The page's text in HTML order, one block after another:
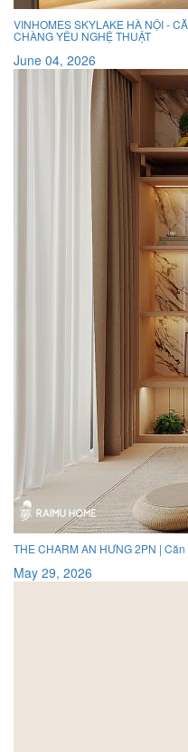
VINHOMES SKYLAKE HÀ NỘI -
CHÀNG YÊU NGHỆ THUẬT
June 04, 2026
THE CHARM AN HƯNG 2PN |
May 29, 2026